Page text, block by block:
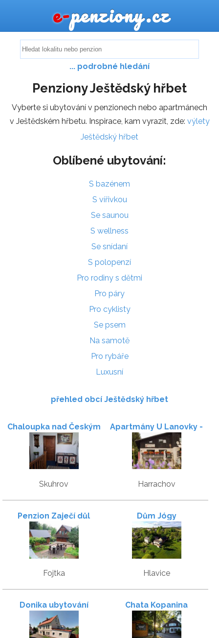
e-penziony.cz
... podrobné hledání
Penziony Ještědský hřbet
Vyberte si ubytování v penzionech nebo apartmánech
v Ještědském hřbetu. Inspirace, kam vyrazit, zde: výlety
Ještědský hřbet
Oblíbené ubytování:
S bazénem
S vířivkou
Se saunou
S wellness
Se snídaní
S polopenzí
Pro rodiny s dětmi
Pro páry
Pro cyklisty
Se psem
Na samotě
Pro rybáře
Luxusní
přehled obcí Ještědský hřbet
Chaloupka nad Českým
rájem
Skuhrov
Apartmány U Lanovky -
opravdu přímo u lanovky
!
Harrachov
Penzion Zaječí důl
Fojtka
Dům Jógy
Hlavice
Donika ubytování Chata Kopanina